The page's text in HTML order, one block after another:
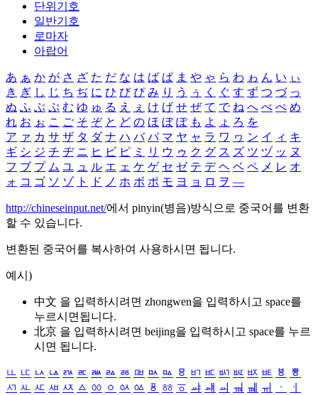
단위기호
일반기호
로마자
아랍어
あ ぁ か が さ ざ た だ な は ば ぱ ま や ゃ ら わ ゎ ん い ぃ
き ぎ し じ ち ぢ に ひ び ぴ み り う ぅ く ぐ す ず つ づ っ
ぬ ふ ぶ ぷ む ゆ ゅ る え ぇ け げ せ ぜ て で ね へ べ ぺ め
れ お ぉ こ ご そ ぞ と ど の ほ ぼ ぽ も よ ょ ろ を
ア ァ カ サ ザ タ ダ ナ ハ バ パ マ ヤ ャ ラ ワ ヮ ン イ ィ キ
ギ シ ジ チ ヂ ニ ヒ ビ ピ ミ リ ウ ゥ ク グ ス ズ ツ ヅ ッ ヌ
フ ブ プ ム ユ ュ ル エ ェ ケ ゲ セ ゼ テ デ ヘ ベ ペ メ レ オ
ォ コ ゴ ソ ゾ ト ド ノ ホ ボ ポ モ ヨ ョ ロ ヲ ―
http://chineseinput.net/에서 pinyin(병음)방식으로 중국어를 변환
할 수 있습니다.
변환된 중국어를 복사하여 사용하시면 됩니다.
예시)
中文 을 입력하시려면 zhongwen을 입력하시고 space를
누르시면됩니다.
北京 을 입력하시려면 beijing을 입력하시고 space를 누르
시면 됩니다.
ㅥ ㅦ ㅧ ㅨ ㅩ ㅪ ㅫ ㅬ ㅭ ㅮ ㅯ ㅰ ㅱ ㅲ ㅳ ㅴ ㅵ ㅶ ㅷ ㅸ
ㅹ
ㅺ ㅻ ㅼ ㅽ ㅾ ㅿ ㆀ ㆁ ㆂ ㆃ ㆄ ㆅ ㆆ ㆇ ㆈ ㆉ ㆊ ㆋ ㆌ ㆍ
ㆎ